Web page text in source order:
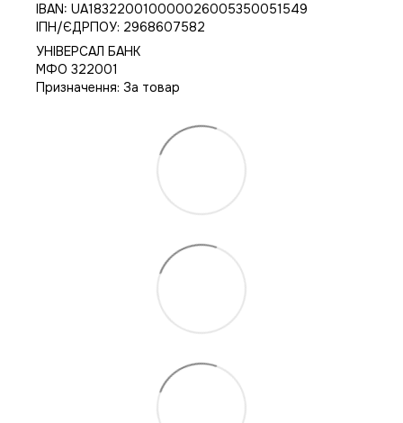
IBAN: UA183220010000026005350051549
IПН/ЄДРПОУ: 2968607582
УНІВЕРСАЛ БАНК
МФО 322001
Призначення: За товар